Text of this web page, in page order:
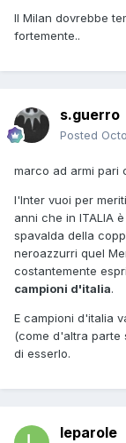
Il Milan dovrebbe
fortemente..
s.guerro
Posted
marco ad armi pari
l'Inter vuoi per
anni che in ITALIA
spavalda della
neroazzurri quel
costantemente
campioni d'italia.
E campioni d'italia
(come d'altra parte
di esserlo.
leparole